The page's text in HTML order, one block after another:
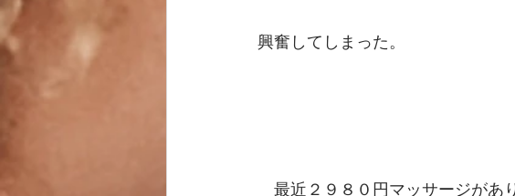
興奮してしまった。
最近２９８０円マッサージがあ